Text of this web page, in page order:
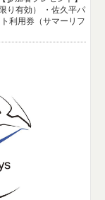
り有効） ・佐久平パ
利用券（サマーリフ